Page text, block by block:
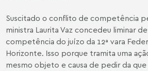
Suscitado o conflito de competência
ministra Laurita Vaz concedeu liminar
competência do juízo da 12ª vara
Horizonte. Isso porque tramita uma
mesmo objeto e causa de pedir da que